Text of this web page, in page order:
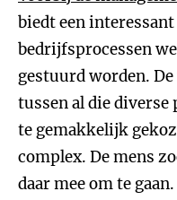
biedt een
bedrijfsprocessen
gestuurd worden.
tussen al die
te gemakkelijk
complex. De mens
daar mee om te